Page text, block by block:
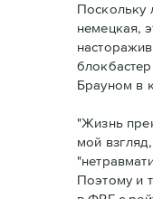
Поскольку
немецкая,
Брауном в
"Жизнь
мой
Поэтому и